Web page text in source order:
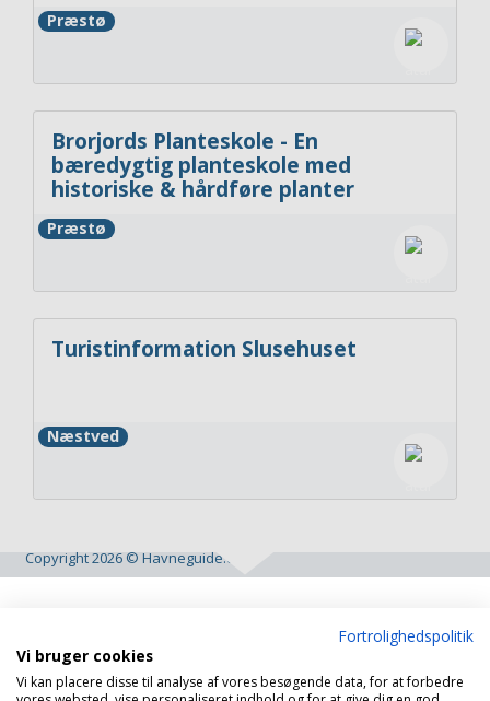
Præstø
Brorjords Planteskole - En
bæredygtig planteskole med
historiske & hårdføre planter
Præstø
Turistinformation Slusehuset
Næstved
Copyright 2026 © Havneguide.dk
Fortrolighedspolitik
Vi bruger cookies
Vi kan placere disse til analyse af vores besøgende data, for at forbedre